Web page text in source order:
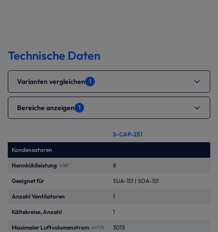
Technische Daten
Varianten vergleichen 1
Bereiche anzeigen 1
S-CAP-251
Kondensatoren
Nennkühlleistung kW 8
Geeignet für SUA-151 | SDA-151
Anzahl Ventilatoren 1
Kältekreise, Anzahl 1
Maximaler Luftvolumenstrom m³/h 3013